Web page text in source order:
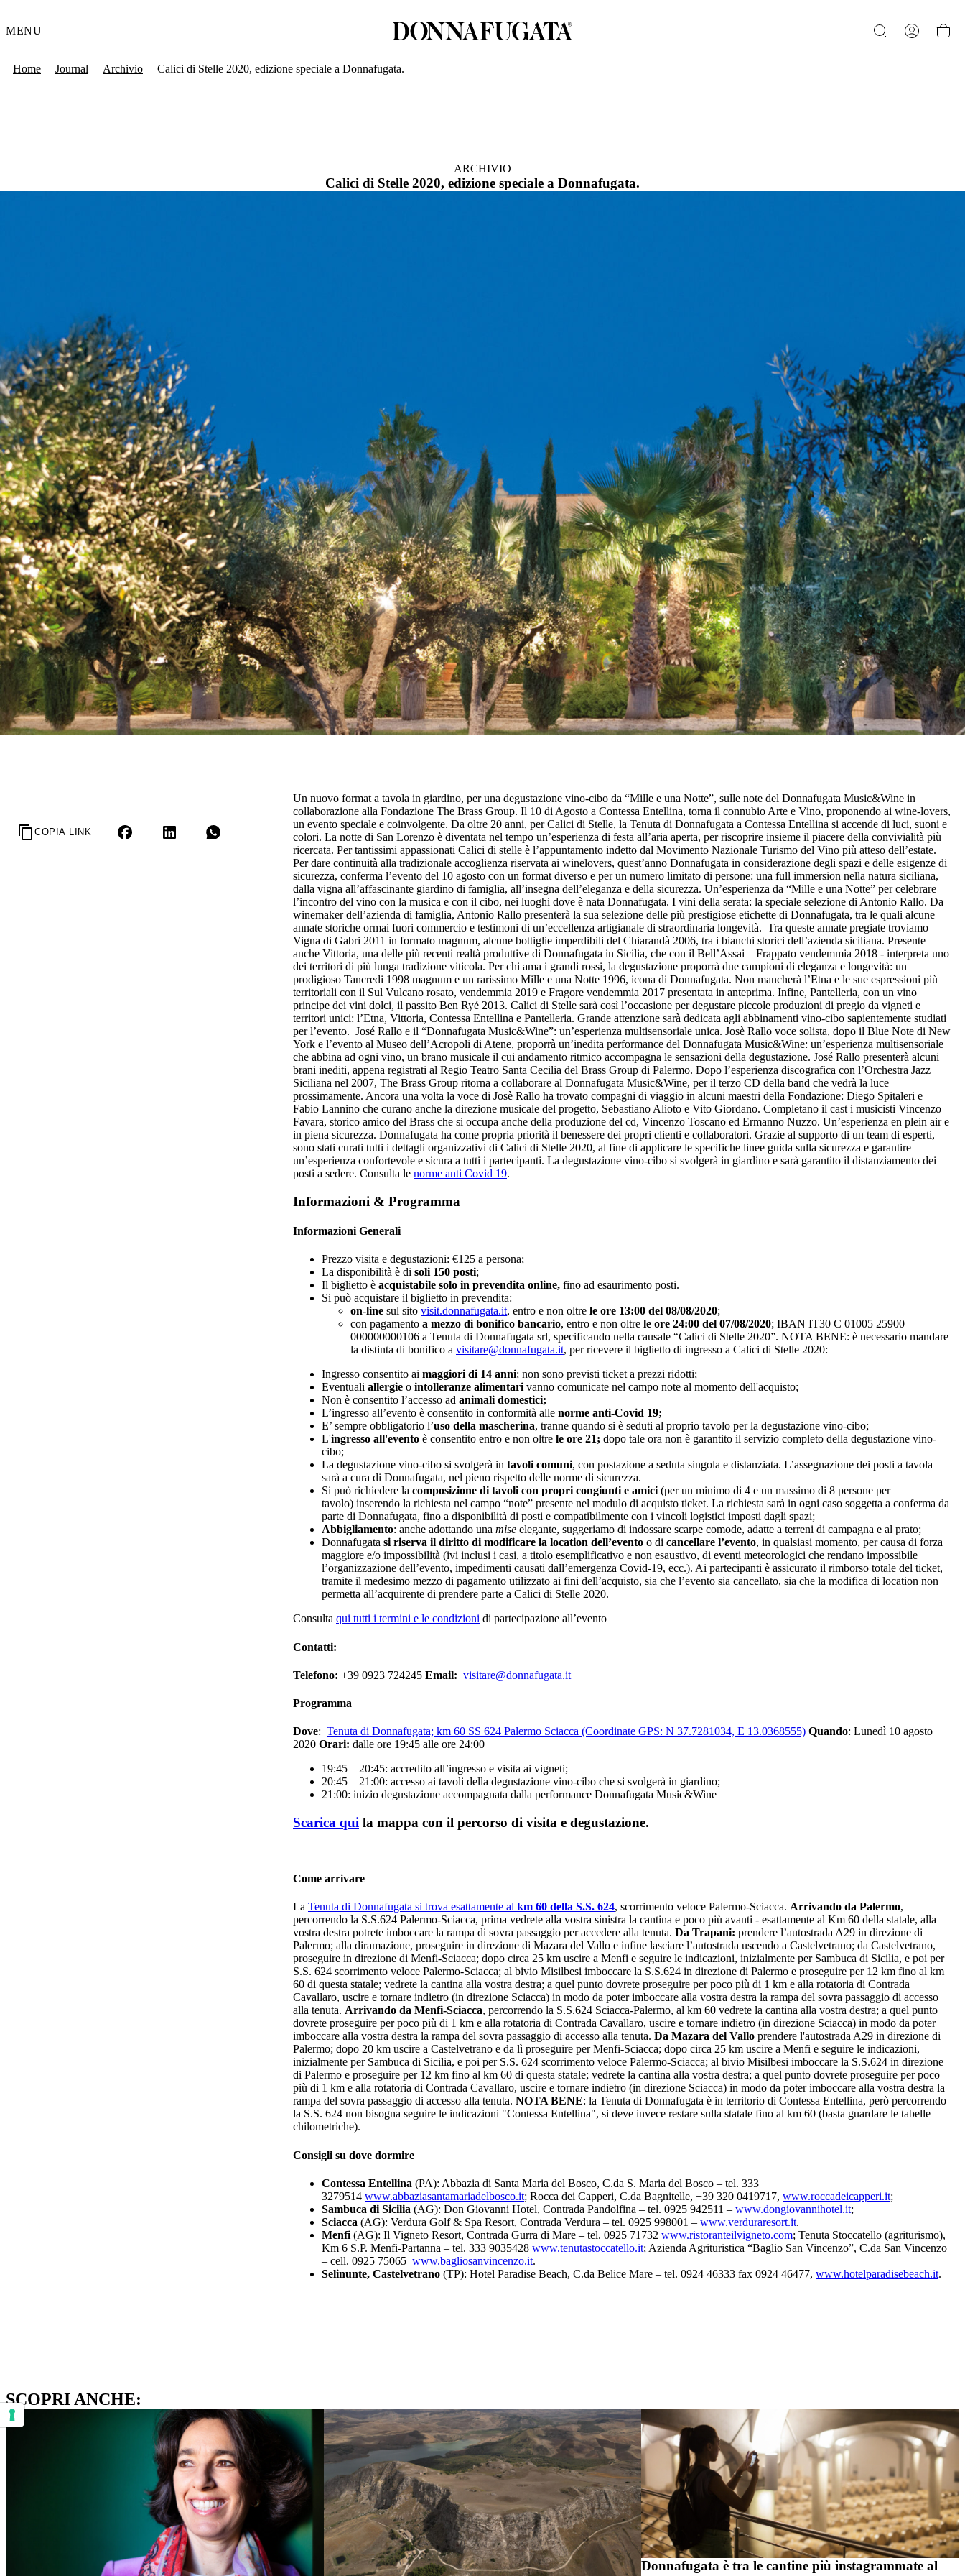
MENU
Home Journal Archivio Calici di Stelle 2020, edizione speciale a Donnafugata.
ARCHIVIO
Calici di Stelle 2020, edizione speciale a Donnafugata.
COPIA LINK
Un nuovo format a tavola in giardino, per una degustazione vino-cibo da “Mille e una Notte”, sulle note del Donnafugata Music&Wine in
collaborazione alla Fondazione The Brass Group. Il 10 di Agosto a Contessa Entellina, torna il connubio Arte e Vino, proponendo ai wine-lovers,
un evento speciale e coinvolgente. Da oltre 20 anni, per Calici di Stelle, la Tenuta di Donnafugata a Contessa Entellina si accende di luci, suoni e
colori. La notte di San Lorenzo è diventata nel tempo un’esperienza di festa all’aria aperta, per riscoprire insieme il piacere della convivialità più
ricercata. Per tantissimi appassionati Calici di stelle è l’appuntamento indetto dal Movimento Nazionale Turismo del Vino più atteso dell’estate.
Per dare continuità alla tradizionale accoglienza riservata ai winelovers, quest’anno Donnafugata in considerazione degli spazi e delle esigenze di
sicurezza, conferma l’evento del 10 agosto con un format diverso e per un numero limitato di persone: una full immersion nella natura siciliana,
dalla vigna all’affascinante giardino di famiglia, all’insegna dell’eleganza e della sicurezza. Un’esperienza da “Mille e una Notte” per celebrare
l’incontro del vino con la musica e con il cibo, nei luoghi dove è nata Donnafugata. I vini della serata: la speciale selezione di Antonio Rallo. Da
winemaker dell’azienda di famiglia, Antonio Rallo presenterà la sua selezione delle più prestigiose etichette di Donnafugata, tra le quali alcune
annate storiche ormai fuori commercio e testimoni di un’eccellenza artigianale di straordinaria longevità. Tra queste annate pregiate troviamo
Vigna di Gabri 2011 in formato magnum, alcune bottiglie imperdibili del Chiarandà 2006, tra i bianchi storici dell’azienda siciliana. Presente
anche Vittoria, una delle più recenti realtà produttive di Donnafugata in Sicilia, che con il Bell’Assai – Frappato vendemmia 2018 - interpreta uno
dei territori di più lunga tradizione viticola. Per chi ama i grandi rossi, la degustazione proporrà due campioni di eleganza e longevità: un
prodigioso Tancredi 1998 magnum e un rarissimo Mille e una Notte 1996, icona di Donnafugata. Non mancherà l’Etna e le sue espressioni più
territoriali con il Sul Vulcano rosato, vendemmia 2019 e Fragore vendemmia 2017 presentata in anteprima. Infine, Pantelleria, con un vino
principe dei vini dolci, il passito Ben Ryé 2013. Calici di Stelle sarà così l’occasione per degustare piccole produzioni di pregio da vigneti e
territori unici: l’Etna, Vittoria, Contessa Entellina e Pantelleria. Grande attenzione sarà dedicata agli abbinamenti vino-cibo sapientemente studiati
per l’evento. José Rallo e il “Donnafugata Music&Wine”: un’esperienza multisensoriale unica. Josè Rallo voce solista, dopo il Blue Note di New
York e l’evento al Museo dell’Acropoli di Atene, proporrà un’inedita performance del Donnafugata Music&Wine: un’esperienza multisensoriale
che abbina ad ogni vino, un brano musicale il cui andamento ritmico accompagna le sensazioni della degustazione. José Rallo presenterà alcuni
brani inediti, appena registrati al Regio Teatro Santa Cecilia del Brass Group di Palermo. Dopo l’esperienza discografica con l’Orchestra Jazz
Siciliana nel 2007, The Brass Group ritorna a collaborare al Donnafugata Music&Wine, per il terzo CD della band che vedrà la luce
prossimamente. Ancora una volta la voce di Josè Rallo ha trovato compagni di viaggio in alcuni maestri della Fondazione: Diego Spitaleri e
Fabio Lannino che curano anche la direzione musicale del progetto, Sebastiano Alioto e Vito Giordano. Completano il cast i musicisti Vincenzo
Favara, storico amico del Brass che si occupa anche della produzione del cd, Vincenzo Toscano ed Ermanno Nuzzo. Un’esperienza en plein air e
in piena sicurezza. Donnafugata ha come propria priorità il benessere dei propri clienti e collaboratori. Grazie al supporto di un team di esperti,
sono stati curati tutti i dettagli organizzativi di Calici di Stelle 2020, al fine di applicare le specifiche linee guida sulla sicurezza e garantire
un’esperienza confortevole e sicura a tutti i partecipanti. La degustazione vino-cibo si svolgerà in giardino e sarà garantito il distanziamento dei
posti a sedere. Consulta le norme anti Covid 19.
Informazioni & Programma
Informazioni Generali
Prezzo visita e degustazioni: €125 a persona;
La disponibilità è di soli 150 posti;
Il biglietto è acquistabile solo in prevendita online, fino ad esaurimento posti.
Si può acquistare il biglietto in prevendita:
on-line sul sito visit.donnafugata.it, entro e non oltre le ore 13:00 del 08/08/2020;
con pagamento a mezzo di bonifico bancario, entro e non oltre le ore 24:00 del 07/08/2020; IBAN IT30 C 01005 25900
000000000106 a Tenuta di Donnafugata srl, specificando nella causale “Calici di Stelle 2020”. NOTA BENE: è necessario mandare
la distinta di bonifico a visitare@donnafugata.it, per ricevere il biglietto di ingresso a Calici di Stelle 2020:
Ingresso consentito ai maggiori di 14 anni; non sono previsti ticket a prezzi ridotti;
Eventuali allergie o intolleranze alimentari vanno comunicate nel campo note al momento dell'acquisto;
Non è consentito l’accesso ad animali domestici;
L’ingresso all’evento è consentito in conformità alle norme anti-Covid 19;
E’ sempre obbligatorio l’uso della mascherina, tranne quando si è seduti al proprio tavolo per la degustazione vino-cibo;
L'ingresso all'evento è consentito entro e non oltre le ore 21; dopo tale ora non è garantito il servizio completo della degustazione vino-
cibo;
La degustazione vino-cibo si svolgerà in tavoli comuni, con postazione a seduta singola e distanziata. L’assegnazione dei posti a tavola
sarà a cura di Donnafugata, nel pieno rispetto delle norme di sicurezza.
Si può richiedere la composizione di tavoli con propri congiunti e amici (per un minimo di 4 e un massimo di 8 persone per
tavolo) inserendo la richiesta nel campo “note” presente nel modulo di acquisto ticket. La richiesta sarà in ogni caso soggetta a conferma da
parte di Donnafugata, fino a disponibilità di posti e compatibilmente con i vincoli logistici imposti dagli spazi;
Abbigliamento: anche adottando una mise elegante, suggeriamo di indossare scarpe comode, adatte a terreni di campagna e al prato;
Donnafugata si riserva il diritto di modificare la location dell’evento o di cancellare l’evento, in qualsiasi momento, per causa di forza
maggiore e/o impossibilità (ivi inclusi i casi, a titolo esemplificativo e non esaustivo, di eventi meteorologici che rendano impossibile
l’organizzazione dell’evento, impedimenti causati dall’emergenza Covid-19, ecc.). Ai partecipanti è assicurato il rimborso totale del ticket,
tramite il medesimo mezzo di pagamento utilizzato ai fini dell’acquisto, sia che l’evento sia cancellato, sia che la modifica di location non
permetta all’acquirente di prendere parte a Calici di Stelle 2020.
Consulta qui tutti i termini e le condizioni di partecipazione all’evento
Contatti:
Telefono: +39 0923 724245 Email: visitare@donnafugata.it
Programma
Dove: Tenuta di Donnafugata; km 60 SS 624 Palermo Sciacca (Coordinate GPS: N 37.7281034, E 13.0368555) Quando: Lunedì 10 agosto
2020 Orari: dalle ore 19:45 alle ore 24:00
19:45 – 20:45: accredito all’ingresso e visita ai vigneti;
20:45 – 21:00: accesso ai tavoli della degustazione vino-cibo che si svolgerà in giardino;
21:00: inizio degustazione accompagnata dalla performance Donnafugata Music&Wine
Scarica qui la mappa con il percorso di visita e degustazione.
Come arrivare
La Tenuta di Donnafugata si trova esattamente al km 60 della S.S. 624, scorrimento veloce Palermo-Sciacca. Arrivando da Palermo,
percorrendo la S.S.624 Palermo-Sciacca, prima vedrete alla vostra sinistra la cantina e poco più avanti - esattamente al Km 60 della statale, alla
vostra destra potrete imboccare la rampa di sovra passaggio per accedere alla tenuta. Da Trapani: prendere l’autostrada A29 in direzione di
Palermo; alla diramazione, proseguire in direzione di Mazara del Vallo e infine lasciare l’autostrada uscendo a Castelvetrano; da Castelvetrano,
proseguire in direzione di Menfi-Sciacca; dopo circa 25 km uscire a Menfi e seguire le indicazioni, inizialmente per Sambuca di Sicilia, e poi per
S.S. 624 scorrimento veloce Palermo-Sciacca; al bivio Misilbesi imboccare la S.S.624 in direzione di Palermo e proseguire per 12 km fino al km
60 di questa statale; vedrete la cantina alla vostra destra; a quel punto dovrete proseguire per poco più di 1 km e alla rotatoria di Contrada
Cavallaro, uscire e tornare indietro (in direzione Sciacca) in modo da poter imboccare alla vostra destra la rampa del sovra passaggio di accesso
alla tenuta. Arrivando da Menfi-Sciacca, percorrendo la S.S.624 Sciacca-Palermo, al km 60 vedrete la cantina alla vostra destra; a quel punto
dovrete proseguire per poco più di 1 km e alla rotatoria di Contrada Cavallaro, uscire e tornare indietro (in direzione Sciacca) in modo da poter
imboccare alla vostra destra la rampa del sovra passaggio di accesso alla tenuta. Da Mazara del Vallo prendere l'autostrada A29 in direzione di
Palermo; dopo 20 km uscire a Castelvetrano e da lì proseguire per Menfi-Sciacca; dopo circa 25 km uscire a Menfi e seguire le indicazioni,
inizialmente per Sambuca di Sicilia, e poi per S.S. 624 scorrimento veloce Palermo-Sciacca; al bivio Misilbesi imboccare la S.S.624 in direzione
di Palermo e proseguire per 12 km fino al km 60 di questa statale; vedrete la cantina alla vostra destra; a quel punto dovrete proseguire per poco
più di 1 km e alla rotatoria di Contrada Cavallaro, uscire e tornare indietro (in direzione Sciacca) in modo da poter imboccare alla vostra destra la
rampa del sovra passaggio di accesso alla tenuta. NOTA BENE: la Tenuta di Donnafugata è in territorio di Contessa Entellina, però percorrendo
la S.S. 624 non bisogna seguire le indicazioni "Contessa Entellina", si deve invece restare sulla statale fino al km 60 (basta guardare le tabelle
chilometriche).
Consigli su dove dormire
Contessa Entellina (PA): Abbazia di Santa Maria del Bosco, C.da S. Maria del Bosco – tel. 333
3279514 www.abbaziasantamariadelbosco.it; Rocca dei Capperi, C.da Bagnitelle, +39 320 0419717, www.roccadeicapperi.it;
Sambuca di Sicilia (AG): Don Giovanni Hotel, Contrada Pandolfina – tel. 0925 942511 – www.dongiovannihotel.it;
Sciacca (AG): Verdura Golf & Spa Resort, Contrada Verdura – tel. 0925 998001 – www.verduraresort.it.
Menfi (AG): Il Vigneto Resort, Contrada Gurra di Mare – tel. 0925 71732 www.ristoranteilvigneto.com; Tenuta Stoccatello (agriturismo),
Km 6 S.P. Menfi-Partanna – tel. 333 9035428 www.tenutastoccatello.it; Azienda Agrituristica “Baglio San Vincenzo”, C.da San Vincenzo
– cell. 0925 75065 www.bagliosanvincenzo.it.
Selinunte, Castelvetrano (TP): Hotel Paradise Beach, C.da Belice Mare – tel. 0924 46333 fax 0924 46477, www.hotelparadisebeach.it.
SCOPRI ANCHE:
Donnafugata è tra le cantine più instagrammate al
Le tue preferenze relative al consenso per le tecnologie di tracciamento